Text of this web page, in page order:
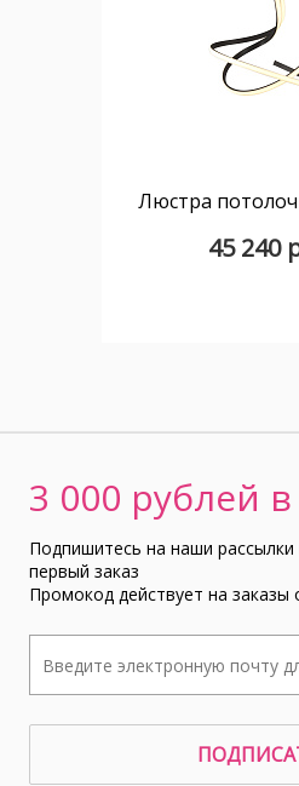
45 240
3 000 рублей
Подпишитесь на наши
первый заказ
Промокод действует на заказы